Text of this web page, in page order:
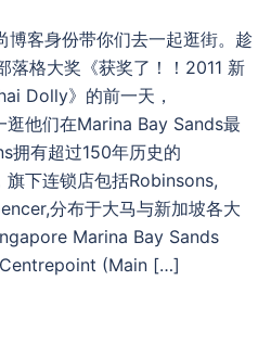
博客身份带你们去一起逛街。趁
落格大奖《获奖了！！2011 新
Dolly》的前一天，
逛他们在Marina Bay Sands最
拥有超过150年历史的
下连锁店包括Robinsons,
分布于大马与新加坡各大
Marina Bay Sands
Centrepoint (Main […]